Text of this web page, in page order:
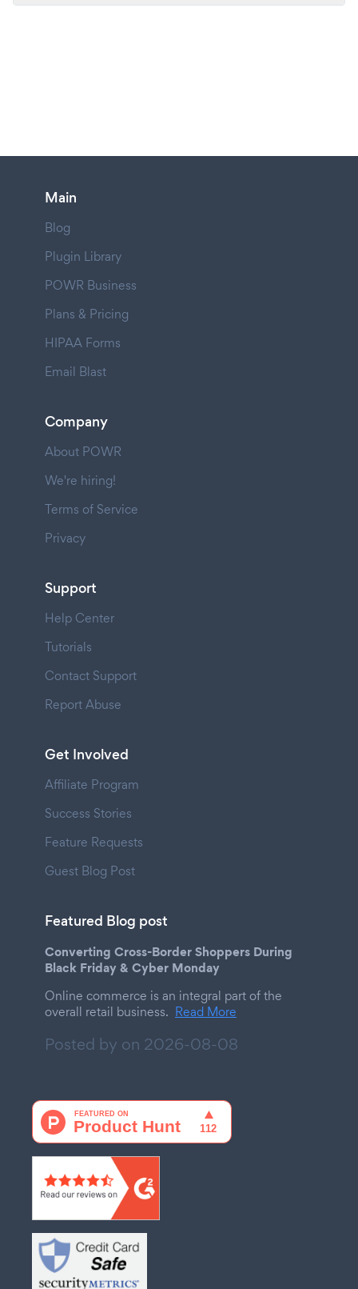
Main
Blog
Plugin Library
POWR Business
Plans & Pricing
HIPAA Forms
Email Blast
Company
About POWR
We're hiring!
Terms of Service
Privacy
Support
Help Center
Tutorials
Contact Support
Report Abuse
Get Involved
Affiliate Program
Success Stories
Feature Requests
Guest Blog Post
Featured Blog post
Converting Cross-Border Shoppers During
Black Friday & Cyber Monday
Online commerce is an integral part of the
overall retail business. Read More
Posted by on 2026-08-08